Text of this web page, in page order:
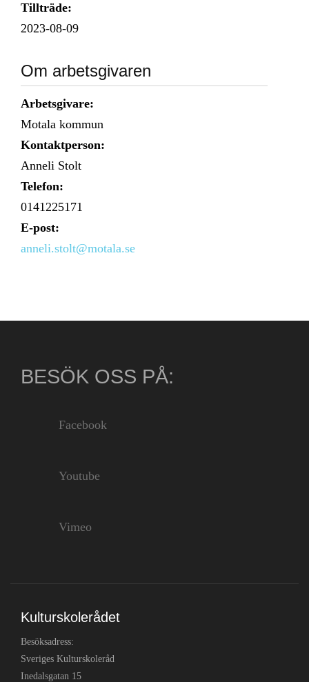
Tillträde:
2023-08-09
Om arbetsgivaren
Arbetsgivare:
Motala kommun
Kontaktperson:
Anneli Stolt
Telefon:
0141225171
E-post:
anneli.stolt@motala.se
BESÖK OSS PÅ:
Facebook
Youtube
Vimeo
Kulturskolerådet
Besöksadress:
Sveriges Kulturskoleråd
Inedalsgatan 15